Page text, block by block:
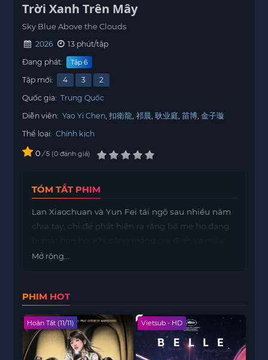
Trời Xanh Trên Mây
Sky Blue Above the Clouds
2026
13 phút/tập
Đang phát:
Tập 6
Tập mới: 4 3
2
Quốc gia: Trung Quốc
Diễn viên: Yao Yi Chen 扣衛龍 祁晨 耿业庭 苗博 金子璇
Thể loại: Chính kịch
0 / 5 0 đánh giá
TÓM TẮT PHIM
Lan Xiaochuan và Yun Fei tái ngộ sau nhiều năm
chia tay, chỉ để phát hiện ra rằng bố mẹ họ đang
thuẫn về việc bảo tồn mô hình máy bay ngày
được giải quyết.
Mở rộng...
PHIM HOT
Hoàn Tất (11/11) Vietsub - HD